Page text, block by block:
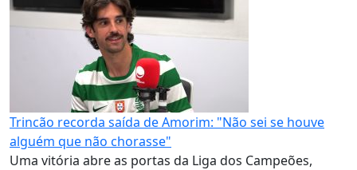
Trincão recorda saída de Amorim: "Não sei se houve
alguém que não chorasse"
Uma vitória abre as portas da Liga dos Campeões,